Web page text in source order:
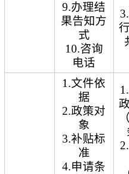
9.办理结
果告知方
式
10.咨询
电话
1.文件依
据
2.政策对
象
3.补贴标
准
4.申请条